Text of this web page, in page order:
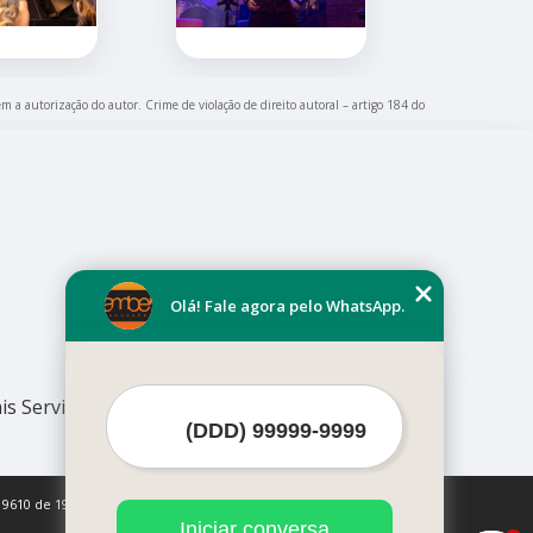
a autorização do autor. Crime de violação de direito autoral – artigo 184 do
Serviços
de 19/02/1998)
Olá! Fale agora pelo WhatsApp.